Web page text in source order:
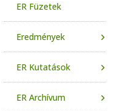
ER Füzetek
Eredmények
ER Kutatások
ER Archívum